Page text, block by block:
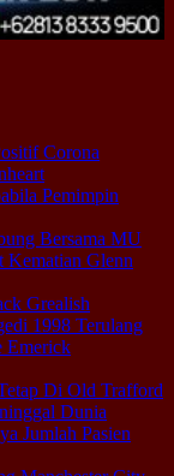
Corona
Pemimpin
Bersama MU
Kematian Glenn
Grealish
1998 Terulang
Emerick
Di Old Trafford
Dunia
Jumlah Pasien